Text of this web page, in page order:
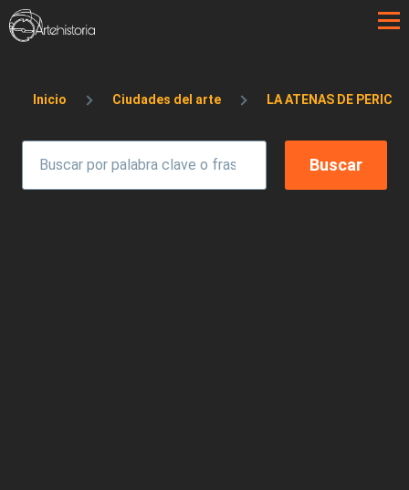
Pasar al contenido principal
Sobrescribir enlaces de ayuda a la
Inicio Ciudades del arte LA ATENAS DE